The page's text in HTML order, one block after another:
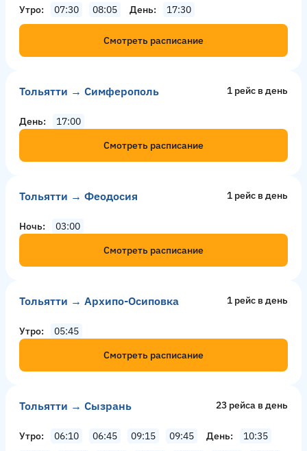
Утро 07:30 08:05 День 17:30
Смотреть расписание
Тольятти → Симферополь 1 рейс в день
День
17:00
Смотреть расписание
Тольятти → Феодосия 1 рейс в день
Ночь
03:00
Смотреть расписание
Тольятти → Архипо-Осиповка 1 рейс в день
Утро
05:45
Смотреть расписание
Тольятти → Сызрань 23 рейсa в день
Утро 06:10 06:45 09:15 09:45 День
10:35